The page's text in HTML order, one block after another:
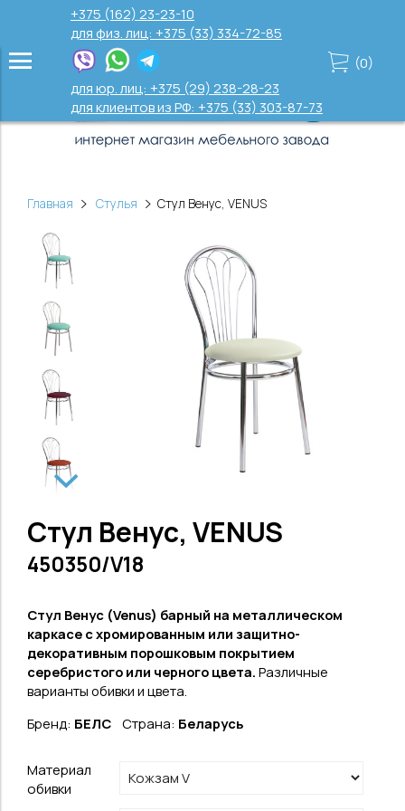
+375 (162) 23-23-10
для физ. лиц: +375 (33) 334-72-85
для юр. лиц: +375 (29) 238-28-23
для клиентов из РФ: +375 (33) 303-87-73
(0)
Главная Стулья Стул Венус, VENUS
Стул Венус, VENUS
450350/V18
Стул Венус (Venus) барный на металлическом
каркасе с хромированным или защитно-
декоративным порошковым покрытием
серебристого или черного цвета. Различные
варианты обивки и цвета.
Бренд: БЕЛС Страна: Беларусь
Материал
обивки